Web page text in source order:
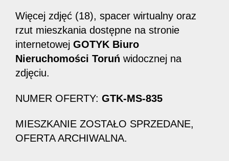
Więcej zdjęć (18), spacer wirtualny oraz
rzut mieszkania dostępne na stronie
internetowej GOTYK Biuro
Nieruchomości Toruń widocznej na
zdjęciu.
NUMER OFERTY: GTK-MS-835
MIESZKANIE ZOSTAŁO SPRZEDANE,
OFERTA ARCHIWALNA.